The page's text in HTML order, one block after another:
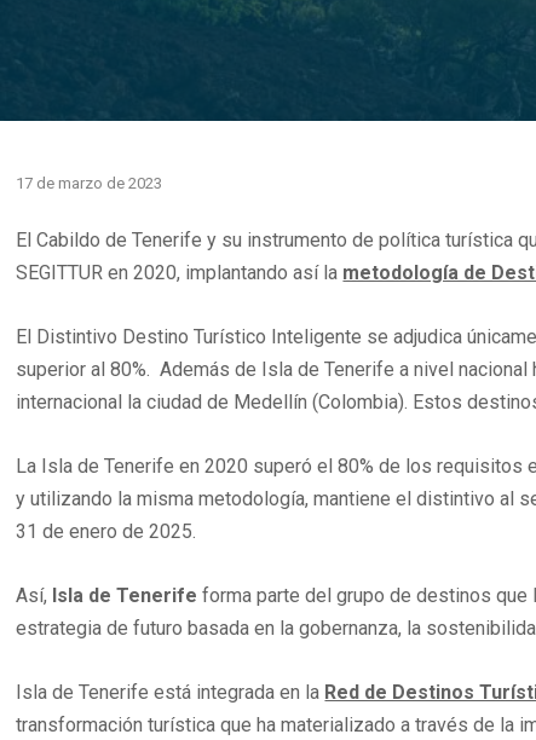
17 de marzo de 2023
El Cabildo de Tenerife y su instrumento de política turística
SEGITTUR en 2020, implantando así la metodología de
El Distintivo Destino Turístico Inteligente se adjudica
superior al 80%. Además de Isla de Tenerife a nivel
internacional la ciudad de Medellín (Colombia). Estos
La Isla de Tenerife en 2020 superó el 80% de los requisitos
y utilizando la misma metodología, mantiene el distintivo al
31 de enero de 2025.
Así, Isla de Tenerifeforma parte del grupo de destinos que
estrategia de futuro basada en la gobernanza, la
Isla de Tenerife está integrada en la Red de Destinos
transformación turística que ha materializado a través de la